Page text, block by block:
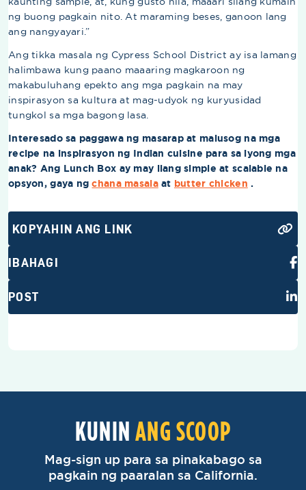
ng buong pagkain nito. At maraming beses, ganoon lang
ang nangyayari.”
Ang tikka masala ng Cypress School District ay isa lamang
halimbawa kung paano maaaring magkaroon ng
makabuluhang epekto ang mga pagkain na may
inspirasyon sa kultura at mag-udyok ng kuryusidad
tungkol sa mga bagong lasa.
Interesado sa paggawa ng masarap at malusog na mga
recipe na inspirasyon ng Indian cuisine para sa iyong mga
anak? Ang Lunch Box ay may ilang simple at scalable na
opsyon, gaya ng chana masala at butter chicken .
KOPYAHIN ANG LINK
IBAHAGI
POST
KUNINANG SCOOP
Mag-sign up para sa pinakabago sa
pagkain ng paaralan sa California.